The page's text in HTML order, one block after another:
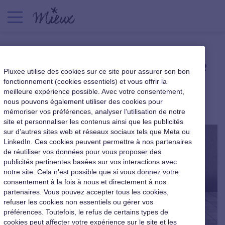
Le slow business, question de
temps et de rythme
|27 octobre 2015
Pluxee utilise des cookies sur ce site pour assurer son bon
fonctionnement (cookies essentiels) et vous offrir la
meilleure expérience possible. Avec votre consentement,
nous pouvons également utiliser des cookies pour
mémoriser vos préférences, analyser l’utilisation de notre
site et personnaliser les contenus ainsi que les publicités
sur d’autres sites web et réseaux sociaux tels que Meta ou
LinkedIn. Ces cookies peuvent permettre à nos partenaires
de réutiliser vos données pour vous proposer des
publicités pertinentes basées sur vos interactions avec
notre site. Cela n'est possible que si vous donnez votre
consentement à la fois à nous et directement à nos
partenaires. Vous pouvez accepter tous les cookies,
refuser les cookies non essentiels ou gérer vos
préférences. Toutefois, le refus de certains types de
cookies peut affecter votre expérience sur le site et les